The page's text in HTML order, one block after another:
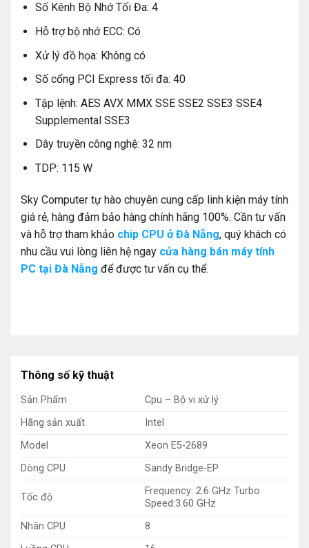
Số Kênh Bộ Nhớ Tối Đa: 4
Hỗ trợ bộ nhớ ECC: Có
Xử lý đồ họa: Không có
Số cổng PCI Express tối đa: 40
Tập lệnh: AES AVX MMX SSE SSE2 SSE3 SSE4
Supplemental SSE3
Dây truyền công nghệ: 32 nm
TDP: 115 W
Sky Computer tự hào chuyên cung cấp linh kiện máy tính
giá rẻ, hàng đảm bảo hàng chính hãng 100%. Cần tư vấn
và hỗ trợ tham khảo chip CPU ở Đà Nẵng, quý khách có
nhu cầu vui lòng liên hệ ngay cửa hàng bán máy tính
PC tại Đà Nẵng để được tư vấn cụ thể.
Thông số kỹ thuật
Sản Phẩm
Cpu – Bộ vi xử lý
Hãng sản xuất
Intel
Model
Xeon E5-2689
Dòng CPU
Sandy Bridge-EP
Tốc độ
Frequency: 2.6 GHz Turbo
Speed:3.60 GHz
Nhân CPU
8